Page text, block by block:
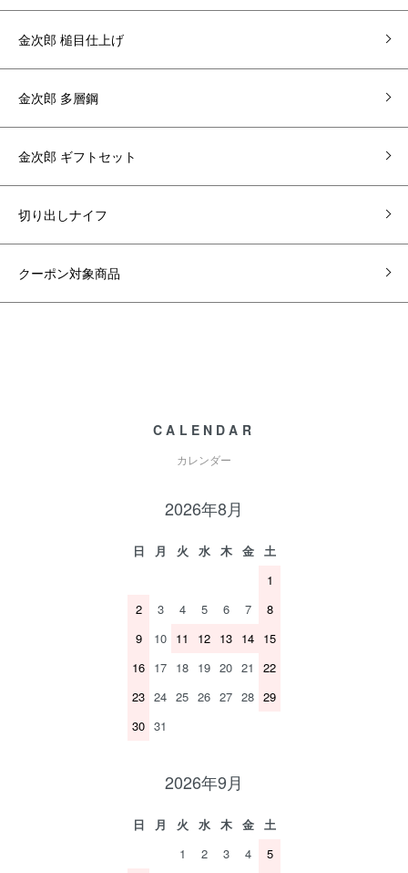
金次郎 槌目仕上げ
金次郎 多層鋼
金次郎 ギフトセット
切り出しナイフ
クーポン対象商品
CALENDAR
カレンダー
2026年8月
日 月 火 水 木 金
土
1
2
3 4 5 6 7
8
9
10 11 12 13 14 15
16 17 18 19 20 21
22
23 24 25 26 27 28 29
30 31
2026年9月
日 月 火 水 木 金
土
1
2 3 4
5